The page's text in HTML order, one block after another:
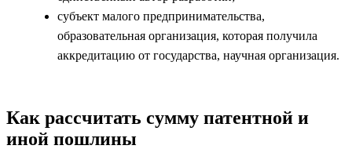
субъект малого предпринимательства,
образовательная организация, которая получила
аккредитацию от государства, научная организация.
Как рассчитать сумму патентной и
иной пошлины